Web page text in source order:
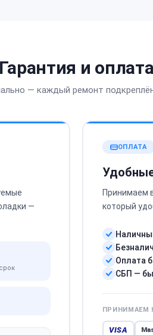
Гарантия и оплата
— каждый ремонт
—
ОПЛАТА
Принимаем
который
Оплата
СБП —
ПРИНИМАЕМ
VISA